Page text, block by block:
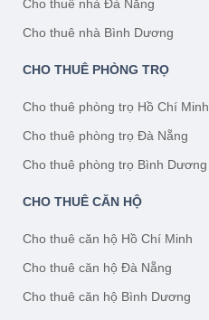
Cho thuê nhà Đà Nẵng
Cho thuê nhà Bình Dương
CHO THUÊ PHÒNG TRỌ
Cho thuê phòng trọ Hồ Chí Minh
Cho thuê phòng trọ Đà Nẵng
Cho thuê phòng trọ Bình Dương
CHO THUÊ CĂN HỘ
Cho thuê căn hộ Hồ Chí Minh
Cho thuê căn hộ Đà Nẵng
Cho thuê căn hộ Bình Dương